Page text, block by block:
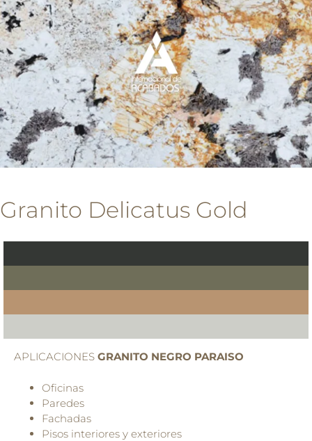
Granito Delicatus Gold
APLICACIONES GRANITO NEGRO PARAISO
Oficinas
Paredes
Fachadas
Pisos interiores y exteriores